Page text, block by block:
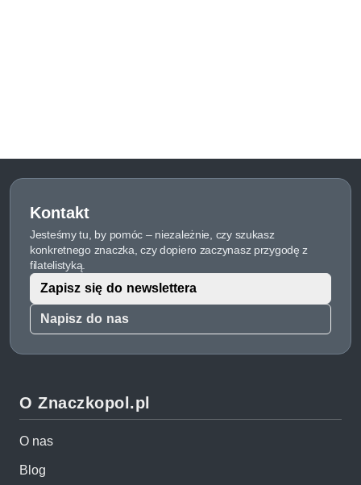
Kontakt
Jesteśmy tu, by pomóc – niezależnie, czy szukasz
konkretnego znaczka, czy dopiero zaczynasz przygodę z
filatelistyką.
Napisz do nas
Zapisz się do newslettera
O Znaczkopol.pl
O nas
Blog